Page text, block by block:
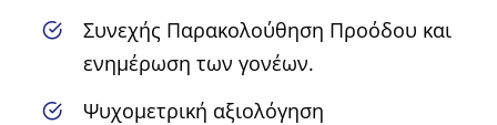
Συνεχής Παρακολούθηση Προόδου και
ενημέρωση των γονέων.
Ψυχομετρική αξιολόγηση